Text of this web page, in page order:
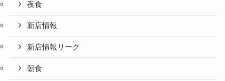
夜食
新店情報
新店情報リーク
朝食